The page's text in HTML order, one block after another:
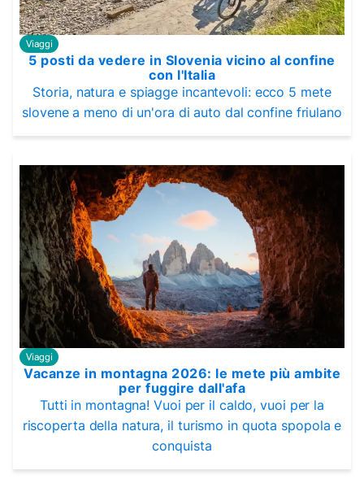
Viaggi
5 posti da vedere in Slovenia vicino al confine
con l'Italia
Storia, natura e spiagge incantevoli: ecco 5 mete
slovene a meno di un'ora di auto dal confine friulano
Viaggi
Vacanze in montagna 2026: le mete più ambite
per fuggire dall'afa
Tutti in montagna! Vuoi per il caldo, vuoi per la
riscoperta della natura, il turismo in quota spopola e
conquista